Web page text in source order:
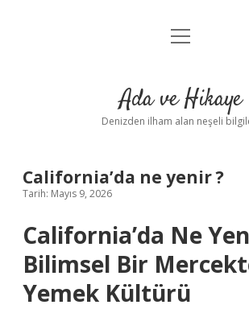
Anasayfa
Yasal Uyarı
menüyü
Ada ve Hikaye
Denizden ilham alan neşeli
California’da ne yenir ?
Tarih: Mayıs 9, 2026
California’da Ne
Bilimsel Bir
Yemek Kültürü